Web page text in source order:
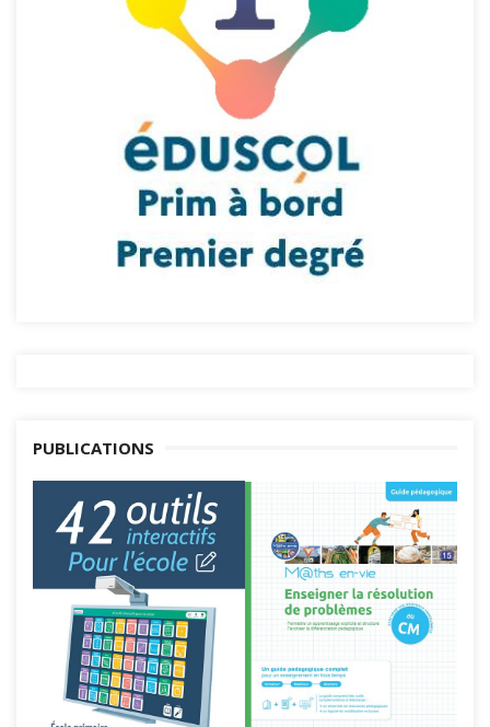
PUBLICATIONS